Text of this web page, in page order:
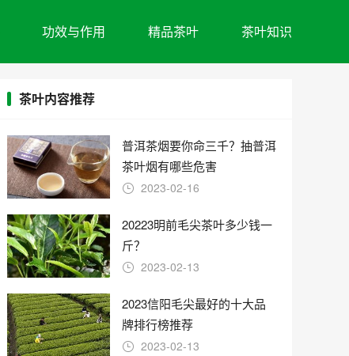
功效与作用 精品茶叶 茶叶知识
茶叶内容推荐
普洱茶烟要你命三千？抽普洱
茶叶烟有哪些危害
2023-02-16
20223明前毛尖茶叶多少钱一
斤？
2023-02-13
2023信阳毛尖最好的十大品
牌排行榜推荐
2023-02-13